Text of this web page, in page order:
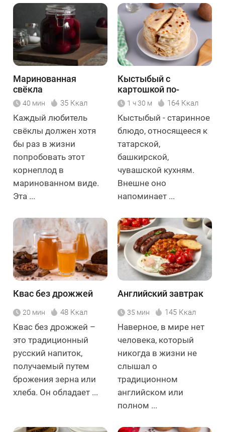
Маринованная
свёкла
40 мин 35 Ккал
Каждый любитель
свёклы должен хотя
бы раз в жизни
попробовать этот
корнеплод в
маринованном виде.
Эта ...
Кыстыбый с
картошкой по-
татарски
1 ч 30 м 164 Ккал
Кыстыбый - старинное
блюдо, относящееся к
татарской,
башкирской,
чувашской кухням.
Внешне оно
напоминает ...
Квас без дрожжей
20 мин 48 Ккал
Квас без дрожжей –
это традиционный
русский напиток,
получаемый путем
брожения зерна или
хлеба. Он обладает ...
Английский завтрак
35 мин 145 Ккал
Наверное, в мире нет
человека, который
никогда в жизни не
слышал о
традиционном
английском или
полном ...